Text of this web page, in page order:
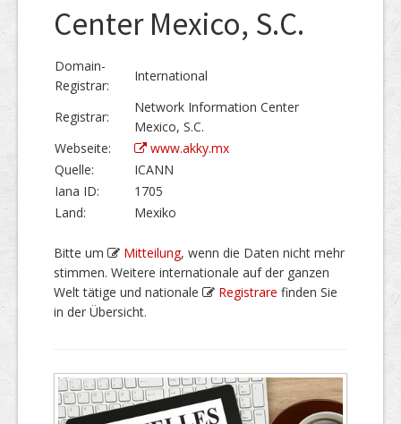
Center Mexico, S.C.
Domain-
Registrar:
International
Registrar:
Network Information Center
Mexico, S.C.
Webseite:
www.akky.mx
Quelle:
ICANN
Iana ID:
1705
Land:
Mexiko
Bitte um Mitteilung, wenn die Daten nicht mehr
stimmen. Weitere internationale auf der ganzen
Welt tätige und nationale
Registrare finden Sie
in der Übersicht.